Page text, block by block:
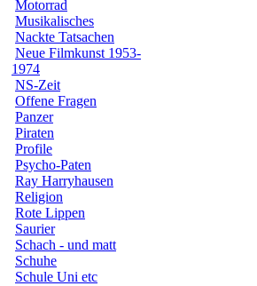
Motorrad
Musikalisches
Nackte Tatsachen
Neue Filmkunst 1953-
1974
NS-Zeit
Offene Fragen
Panzer
Piraten
Profile
Psycho-Paten
Ray Harryhausen
Religion
Rote Lippen
Saurier
Schach - und matt
Schuhe
Schule Uni etc